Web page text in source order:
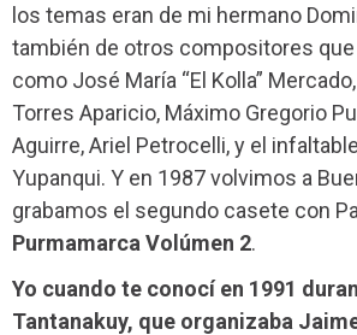
los temas eran de mi hermano
también de otros compositores
como José María “El Kolla”
Torres Aparicio, Máximo Gregorio
Aguirre, Ariel Petrocelli, y el
Yupanqui. Y en 1987 volvimos a
grabamos el segundo casete con
Purmamarca Volúmen 2.
Yo cuando te conocí en 1991
Tantanakuy, que organizaba